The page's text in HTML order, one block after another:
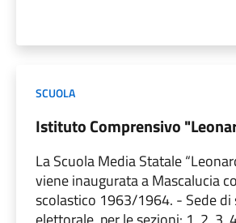
SCUOLA
Istituto Comprensivo
La Scuola Media Statale
viene inaugurata a Mascalucia
scolastico 1963/1964. - Sede di